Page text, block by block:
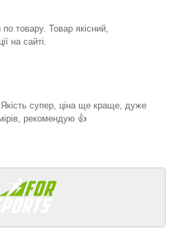
товару. Товар якісний,
на сайті.
супер, ціна ще краще, дуже
рекомендую 👍